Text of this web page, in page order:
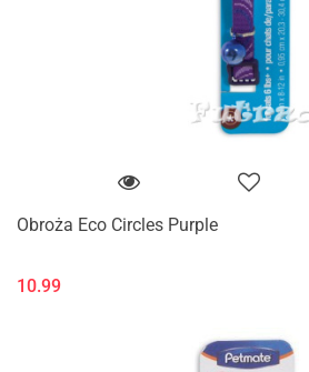
Obroża Eco Circles Purple
10.99